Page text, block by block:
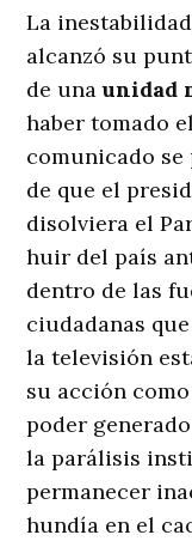
La
alcanzó su
de unaunidad
haber tomado
comunicado se
de que el
disolviera el
huir del país
dentro de las
ciudadanas
la televisión
su acción
poder
la parálisis
permanecer
hundía en el